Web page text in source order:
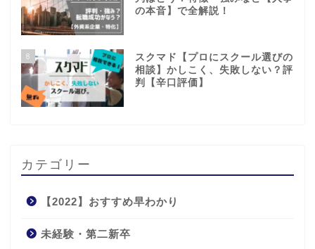
の本音】で全解説！
8
スクマド【プロにスクール選びの
相談】かしこく、失敗しない？評
判【辛口評価】
カテゴリー
【2022】おすすめ早わかり
未経験・第二新卒